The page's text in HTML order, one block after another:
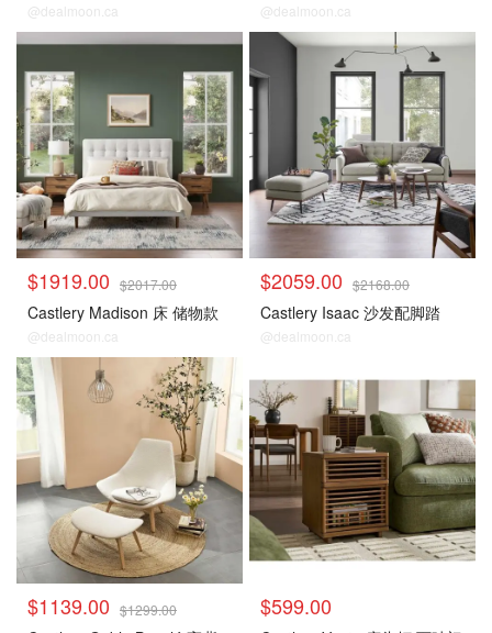
@dealmoon.ca @dealmoon.ca
$1919.00 $2017.00
Castlery Madison 床 储物款
@dealmoon.ca
$2059.00 $2168.00
Castlery Isaac 沙发配脚踏
@dealmoon.ca
$1139.00 $1299.00 $599.00